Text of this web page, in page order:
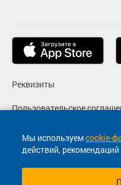
Мы используемcookie-
действий,
Реквизиты
Пользовательское
Политика
Согласие на